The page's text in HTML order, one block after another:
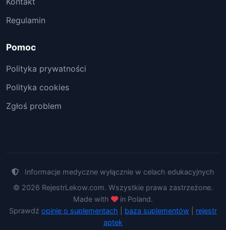
Regulamin
Pomoc
Polityka prywatności
Polityka cookies
Zgłoś problem
Informacje medyczne wyłącznie w celach edukacyjnych
© 2026 RejestrLekow.com. Wszystkie prawa zastrzeżone.
Made with
in Poland.
Sprawdź opinie o suplementach baza suplementów
rejestr
aptek